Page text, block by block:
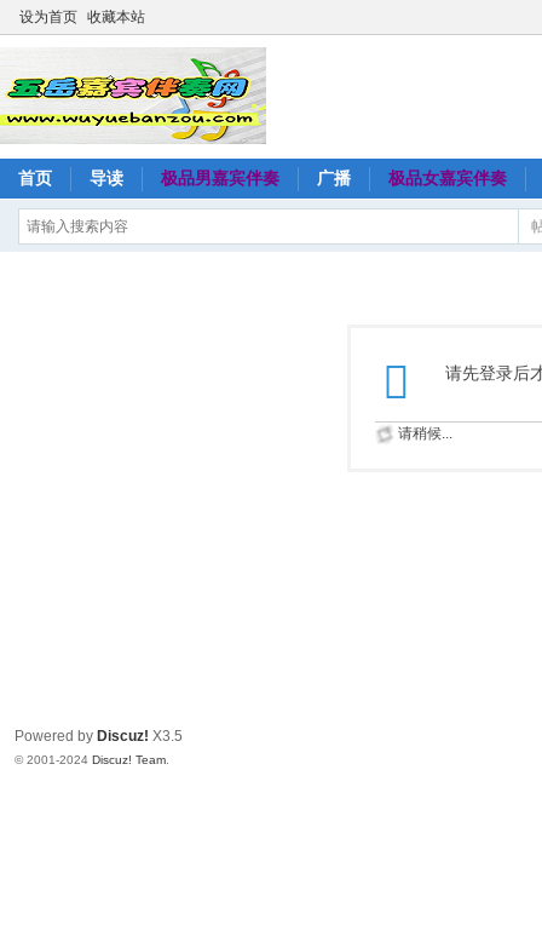
设为首页 收藏本站
首页 导读 极品男嘉宾伴奏 广播 极品女嘉宾伴奏
请先登录后
请稍候...
Powered by Discuz! X3.5
© 2001-2024 Discuz! Team